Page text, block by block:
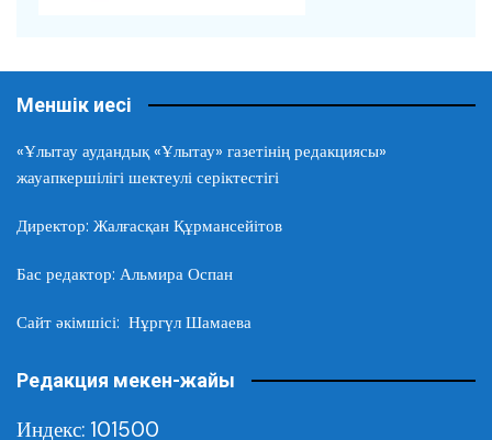
Меншік иесі
«Ұлытау аудандық «Ұлытау» газетінің редакциясы»
жауапкершілігі шектеулі серіктестігі
Директор: Жалғасқан Құрмансейітов
Бас редактор: Альмира Оспан
Сайт әкімшісі: Нұргүл Шамаева
Редакция мекен-жайы
Индекс: 101500